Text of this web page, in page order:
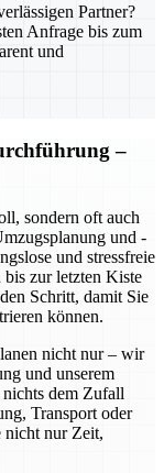
Partner?
Anfrage bis zum
und
–
sondern oft auch
und -
und stressfreie
bis zur letzten Kiste
Schritt, damit Sie
können.
nicht nur – wir
und unserem
dem Zufall
Transport oder
nicht nur Zeit,